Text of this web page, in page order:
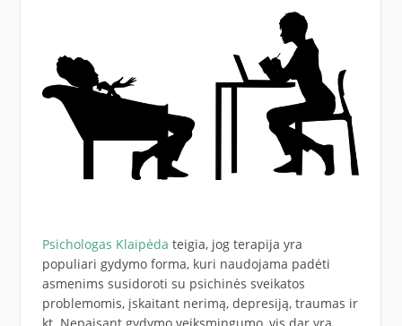
Psichologas Klaipėda teigia, jog terapija yra
populiari gydymo forma, kuri naudojama padėti
asmenims susidoroti su psichinės sveikatos
problemomis, įskaitant nerimą, depresiją, traumas ir
kt. Nepaisant gydymo veiksmingumo, vis dar yra